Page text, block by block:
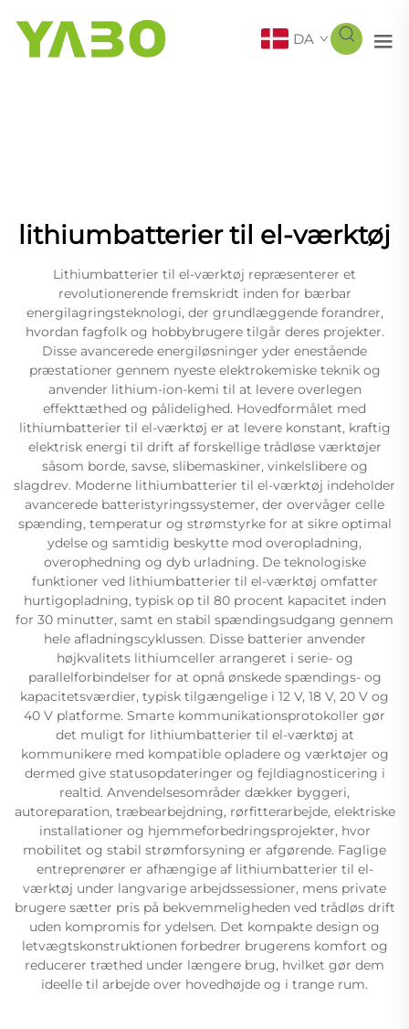
DA
lithiumbatterier til el-værktøj
Lithiumbatterier til el-værktøj repræsenterer et
revolutionerende fremskridt inden for bærbar
energilagringsteknologi, der grundlæggende forandrer,
hvordan fagfolk og hobbybrugere tilgår deres projekter.
Disse avancerede energiløsninger yder enestående
præstationer gennem nyeste elektrokemiske teknik og
anvender lithium-ion-kemi til at levere overlegen
effekttæthed og pålidelighed. Hovedformålet med
lithiumbatterier til el-værktøj er at levere konstant, kraftig
elektrisk energi til drift af forskellige trådløse værktøjer
såsom borde, savse, slibemaskiner, vinkelslibere og
slagdrev. Moderne lithiumbatterier til el-værktøj indeholder
avancerede batteristyringssystemer, der overvåger celle
spænding, temperatur og strømstyrke for at sikre optimal
ydelse og samtidig beskytte mod overopladning,
overophedning og dyb urladning. De teknologiske
funktioner ved lithiumbatterier til el-værktøj omfatter
hurtigopladning, typisk op til 80 procent kapacitet inden
for 30 minutter, samt en stabil spændingsudgang gennem
hele afladningscyklussen. Disse batterier anvender
højkvalitets lithiumceller arrangeret i serie- og
parallelforbindelser for at opnå ønskede spændings- og
kapacitetsværdier, typisk tilgængelige i 12 V, 18 V, 20 V og
40 V platforme. Smarte kommunikationsprotokoller gør
det muligt for lithiumbatterier til el-værktøj at
kommunikere med kompatible opladere og værktøjer og
dermed give statusopdateringer og fejldiagnosticering i
realtid. Anvendelsesområder dækker byggeri,
autoreparation, træbearbejdning, rørfitterarbejde, elektriske
installationer og hjemmeforbedringsprojekter, hvor
mobilitet og stabil strømforsyning er afgørende. Faglige
entreprenører er afhængige af lithiumbatterier til el-
værktøj under langvarige arbejdssessioner, mens private
brugere sætter pris på bekvemmeligheden ved trådløs drift
uden kompromis for ydelsen. Det kompakte design og
letvægtskonstruktionen forbedrer brugerens komfort og
reducerer træthed under længere brug, hvilket gør dem
ideelle til arbejde over hovedhøjde og i trange rum.